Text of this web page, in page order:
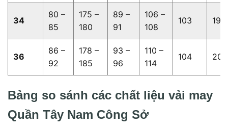
34
80 –
85
175 –
180
89 –
91
106 –
108
103 19.5
36
86 –
92
178 –
185
93 –
96
110 –
114
104
Bảng so sánh các chất liệu vải may
Quần Tây Nam Công Sở